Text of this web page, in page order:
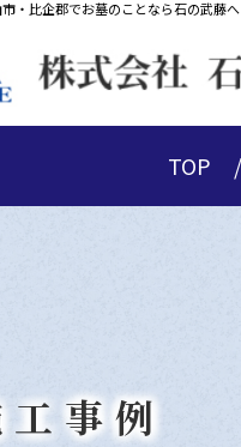
・比企郡でお墓のことなら石の武藤へ
TOP
工事例